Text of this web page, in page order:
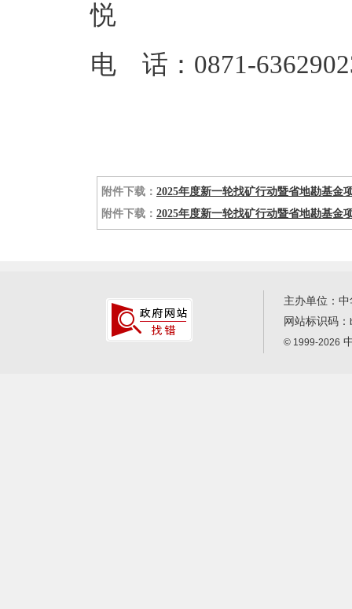
悦
电 话：0871-
附件下载： 2025年度新一轮找矿行动暨省地勘基金
附件下载： 2025年度新一轮找矿行动暨省地勘基金
主办单位：
网站标识码：
© 1999-2026